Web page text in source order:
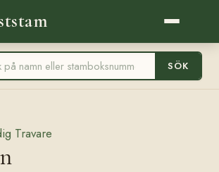
SÖK
Travare